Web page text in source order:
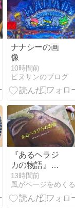
ナナシーの画
像
10時間前
ピヌサンのブログ
『あるヘラジ
カの物語』星
野道夫原案 鈴
木まもる
13時間前
風がページをめくる